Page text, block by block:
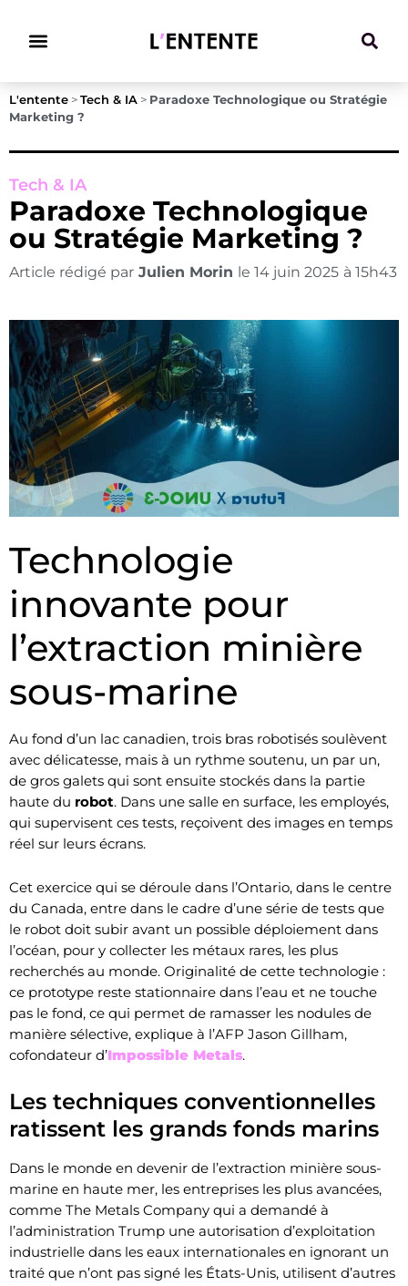
L'entente > Tech & IA > Paradoxe Technologique ou Stratégie
Marketing ?
Tech & IA
Paradoxe Technologique
ou Stratégie Marketing ?
Article rédigé par Julien Morin le 14 juin 2025 à 15h43
Technologie
innovante pour
l’extraction minière
sous-marine
Au fond d’un lac canadien, trois bras robotisés soulèvent
avec délicatesse, mais à un rythme soutenu, un par un,
de gros galets qui sont ensuite stockés dans la partie
haute du robot. Dans une salle en surface, les employés,
qui supervisent ces tests, reçoivent des images en temps
réel sur leurs écrans.
Cet exercice qui se déroule dans l’Ontario, dans le centre
du Canada, entre dans le cadre d’une série de tests que
le robot doit subir avant un possible déploiement dans
l’océan, pour y collecter les métaux rares, les plus
recherchés au monde. Originalité de cette technologie :
ce prototype reste stationnaire dans l’eau et ne touche
pas le fond, ce qui permet de ramasser les nodules de
manière sélective, explique à l’AFP Jason Gillham,
cofondateur d’Impossible Metals.
Les techniques conventionnelles
ratissent les grands fonds marins
Dans le monde en devenir de l’extraction minière sous-
marine en haute mer, les entreprises les plus avancées,
comme The Metals Company qui a demandé à
l’administration Trump une autorisation d’exploitation
industrielle dans les eaux internationales en ignorant un
traité que n’ont pas signé les États-Unis, utilisent d’autres